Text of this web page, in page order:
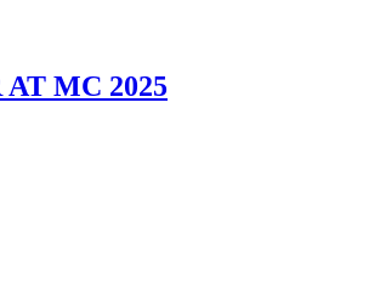
AT MC 2025